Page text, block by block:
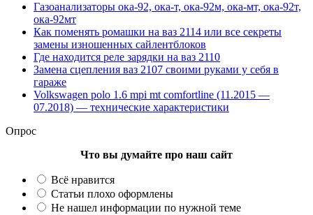
Газоанализаторы ока-92, ока-т, ока-92м, ока-мт, ока-92т,
ока-92мт
Как поменять ромашки на ваз 2114 или все секреты
замены изношенных сайлентблоков
Где находится реле зарядки на ваз 2110
Замена сцепления ваз 2107 своими руками у себя в
гараже
Volkswagen polo 1.6 mpi mt comfortline (11.2015 —
07.2018) — технические характеристики
Опрос
Что вы думайте про наш сайт
Всё нравится
Статьи плохо оформлены
Не нашел информации по нужной теме